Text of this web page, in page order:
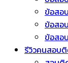
ข้อสอ
ข้อสอ
ข้อสอ
รีวิวคนสอบ